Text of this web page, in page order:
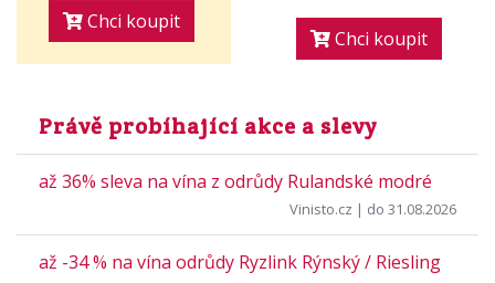
Chci koupit
Chci koupit
Právě probíhající akce a slevy
až 36% sleva na vína z odrůdy Rulandské modré
Vinisto.cz | do 31.08.2026
až -34 % na vína odrůdy Ryzlink Rýnský / Riesling